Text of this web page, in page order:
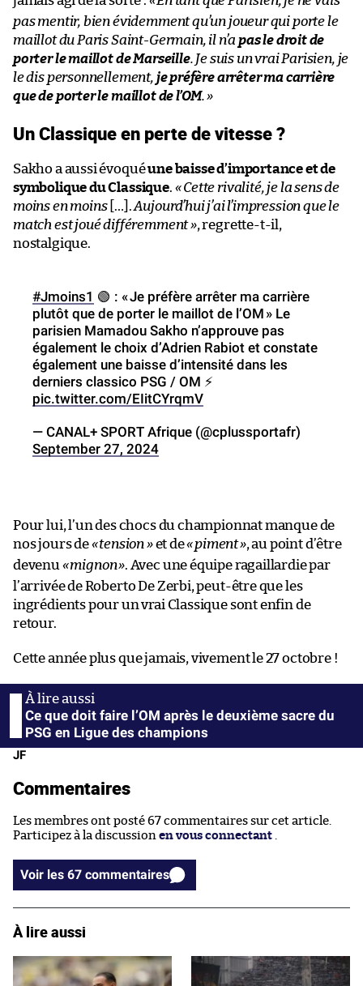
pas mentir, bien évidemment qu’un joueur qui porte le
maillot du Paris Saint-Germain, il n’a pas le droit de
porter le maillot de Marseille. Je suis un vrai Parisien, je
le dis personnellement, je préfère arrêter ma carrière
que de porter le maillot de l’OM.»
Un Classique en perte de vitesse ?
Sakho a aussi évoquéune baisse d’importance et de
symbolique du Classique. « Cette rivalité, je la sens de
moins en moins […].Aujourd’hui j’ai l’impression que le
match est joué différemment», regrette-t-il,
nostalgique.
#Jmoins1 🟢 : «Je préfère arrêter ma carrière
plutôt que de porter le maillot de l’OM » Le
parisien Mamadou Sakho n’approuve pas
également le choix d’Adrien Rabiot et constate
également une baisse d’intensité dans les
derniers classico PSG / OM ⚡️
pic.twitter.com/EIitCYrqmV
— CANAL+ SPORT Afrique (@cplussportafr)
September 27, 2024
Pour lui, l’un des chocs du championnat manque de
nos jours de«tension »et de«piment», au point d’être
devenu «mignon». Avec une équipe ragaillardie par
l’arrivée de Roberto De Zerbi, peut-être que les
ingrédients pour un vrai Classique sont enfin de
retour.
Cette année plus que jamais, vivement le 27 octobre !
Ce que doit faire l’OM après le deuxième sacre du
PSG en Ligue des champions
JF
Commentaires
Les membres ont posté 67 commentaires sur cet article.
Participez à la discussion en vous connectant
Voir les 67 commentaires
À lire aussi